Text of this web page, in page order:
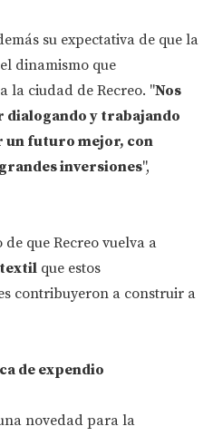
su expectativa de que la
dinamismo que
la ciudad de Recreo. "Nos
dialogando y trabajando
un futuro mejor, con
inversiones",
que Recreo vuelva a
que estos
contribuyeron a construir a
de expendio
novedad para la